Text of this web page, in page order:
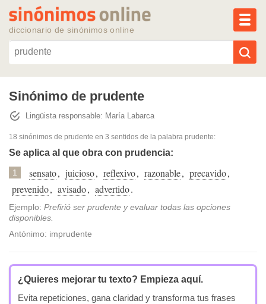
diccionario de sinónimos online
Reescribir texto con IA
Sinónimos populares
Temas populares
Temas recientes
Sinónimo de prudente
Lingüista responsable: María Labarca
18 sinónimos de prudente en 3 sentidos de la palabra prudente:
Se aplica al que obra con prudencia:
1 sensato, juicioso, reflexivo, razonable, precavido,
prevenido, avisado, advertido.
Ejemplo: Prefirió ser prudente y evaluar todas las opciones
disponibles.
Antónimo: imprudente
¿Quieres mejorar tu texto? Empieza aquí.
Evita repeticiones, gana claridad y transforma tus frases